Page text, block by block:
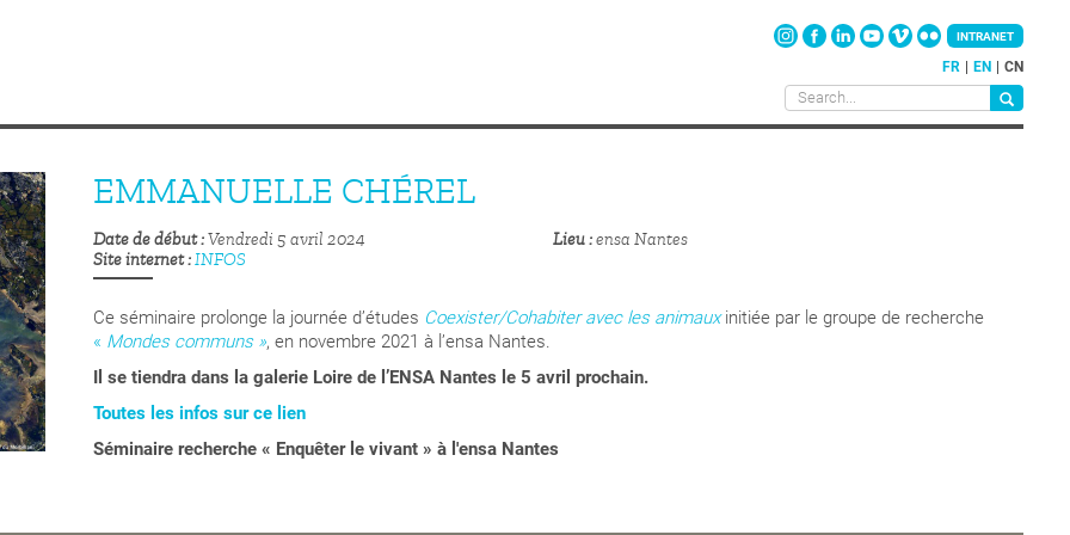
FR EN CN
INTRANET
EMMANUELLE CHÉREL
Date de début Vendredi 5 avril 2024
Site internet INFOS
Lieu ensa Nantes
Ce séminaire prolonge la journée d’études Coexister/Cohabiter avec les animauxinitiée par le groupe de recherche
« Mondes communs », en novembre 2021 à l’ensa Nantes.
Il se tiendra dans la galerie Loire de l’ENSA Nantes le 5 avril prochain.
Toutes les infos sur ce lien
Séminaire recherche « Enquêter le vivant » à l'ensa Nantes